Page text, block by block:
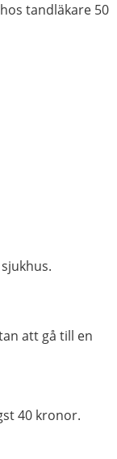
tandläkare 50
att gå till en
40 kronor.